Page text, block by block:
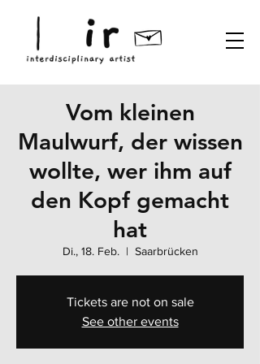
Vom kleinen
Maulwurf, der wissen
wollte, wer ihm auf
den Kopf gemacht
hat
Di., 18. Feb.
  |
Saarbrücken
Tickets are not on sale
See other events